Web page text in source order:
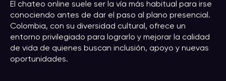
El chateo online suele ser la vía más habitual para irse
conociendo antes de dar el paso al plano presencial.
Colombia, con su diversidad cultural, ofrece un
entorno privilegiado para lograrlo y mejorar la calidad
de vida de quienes buscan inclusión, apoyo y nuevas
oportunidades.